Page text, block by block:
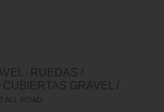
RUEDAS /
CUBIERTAS GRAVEL /
ALL ROAD